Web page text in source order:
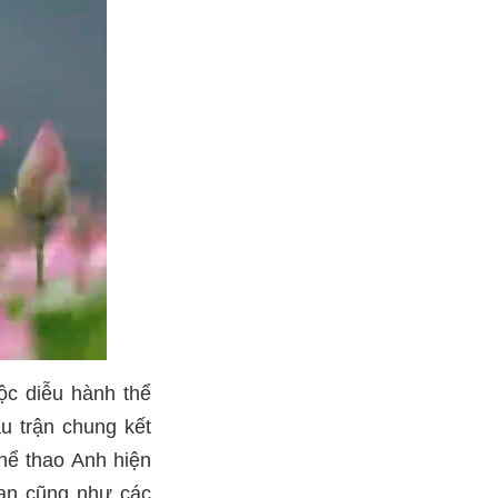
diễu hành thể
trận chung kết
thao Anh hiện